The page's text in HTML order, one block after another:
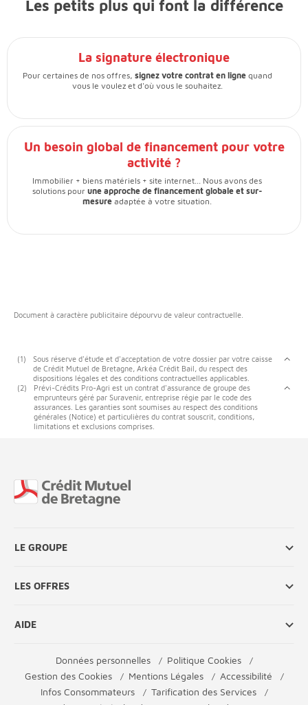
Les petits plus qui font la différence
La signature électronique
Pour certaines de nos offres, signez votre contrat en lignequand
vous le voulez et d'où vous le souhaitez.
Un besoin global de financement pour votre
activité ?
Immobilier + biens matériels + site internet... Nous avons des
solutions pour une approche de financement globale et sur-
mesure adaptée à votre situation.
Document à caractère publicitaire dépourvu de valeur contractuelle.
(1)
Sous réserve d'étude et d'acceptation de votre dossier par votre caisse
de Crédit Mutuel de Bretagne, Arkéa Crédit Bail, du respect des
dispositions légales et des conditions contractuelles applicables.
(2)
Prévi-Crédits Pro-Agri est un contrat d'assurance de groupe des
emprunteurs géré par Suravenir, entreprise régie par le code des
assurances. Les garanties sont soumises au respect des conditions
générales (Notice) et particulières du contrat souscrit, conditions,
limitations et exclusions comprises.
LE GROUPE
LES OFFRES
AIDE
Données personnelles
Politique Cookies
Gestion des Cookies
Mentions Légales
Accessibilité
Infos Consommateurs
Tarification des Services
Fin de page